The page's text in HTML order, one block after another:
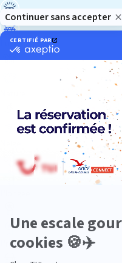
Luxe
Premium